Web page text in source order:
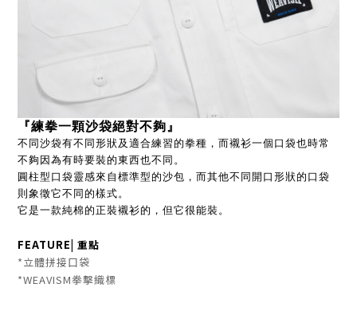
『練拳一顆沙袋絕對不夠』
不同沙袋有不同形狀及適合練習的拳種，而襯衫一個口袋也時常
不夠因為有時要裝的東西也不同。
圓柱型口袋靈感來自標準型的沙包，而其他不同開口形狀的口袋
則象徵它不同的樣式。
它是一款純棉的正裝襯衫的，但它很能裝。
FEATURE| 重點
*立體拼接口袋
*WEAVISM拳擊織標